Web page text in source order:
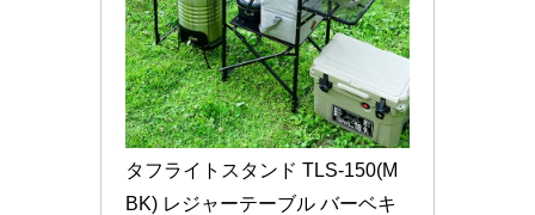
タフライトスタンド TLS-150(M
BK) レジャーテーブル バーベキ